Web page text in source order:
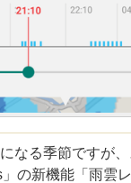
なる季節ですが、
」の新機能「雨雲